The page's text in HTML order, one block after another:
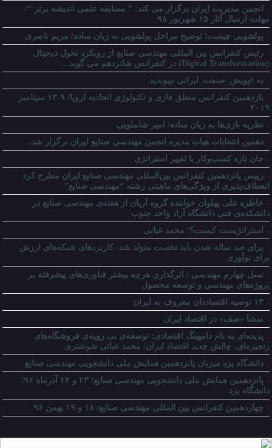
انجمن مدیریت ایران برگزار می کند: ” مسابقه علمی اندیشه برتر “/
مهلت ارسال آثار ۱۵ شهریور ۹۸
پولشویی چیست؛ توضیح مراحل پولشویی به زبان ساده/ مریم ناصری
رئیس کنفرانس بین المللی مهندسی صنایع از رویکرد تحول دیجیتال
(Digital Transformation) در کنفرانس شانزدهم می گوید…
به #پویش_صنعت_ایرانی بپیوندید.
یازدهمین کنفرانس منطق فازی و تکنولوژی اتحادیه اروپا/ ۹-۱۳ سپتامبر
۲۰۱۹
نظریه بازی‌ها به زبان ساده/ امیر شاملویی
دهمین انتخابات هیات مدیره انجمن مهندسی صنایع ایران برگزار شد.
جان تازه کسب‌وکار با تغییر استراتژی
رییس پانزدهمین کنفرانس بین‌المللی مهندسی صنایع ایران مطرح کرد
انعطاف‌پذیری از ویژگی‌های ماهیتی رشته “مهندسی صنایع”
خاطره علی پهلوان خواننده گروه آریان از هفته‌ی مهندسی صنایع در
دانشکده‌ی فنی دانشگاه آزاد واحد جنوب
استراتژیست کیست؟‬/ محمد عبایی
برای صد ساله شدن باید نخست متولد شد: کاربردهای شبکه‌های ارزش
برای نوآوری
نسل چهارم مهندسی / اثرگذاری هرچه بیشتر فناوری‌های پیشرفته بر
پروژه‌های مهندسی و توسعه محصول
۱۳ توصیه اقتصاددان معروف به ایران
منشأ «صف» در اقتصاد ایران
پدیده‌ای به نام دامپینگ اقتصادی; توسعه‌ی بی رویه‌ی فروشگاه‌های
زنجیره‌ای، چالش جدید اقتصاد ایران/ محمد عبائی شوشتری
دانشگاه یزد میزبان پانزدهمین همایش ملی دانشجویی مهندسی صنایع
پانزدهمین همایش ملی دانشجویی مهندسی صنایع/ ۲۳ و ۲۴ آذرماه ۹۶/
دانشگاه یزد
چهاردهمین کنفرانس بین المللی مهندسی صنایع/ ۱۸ و ۱۹ بهمن ۹۶